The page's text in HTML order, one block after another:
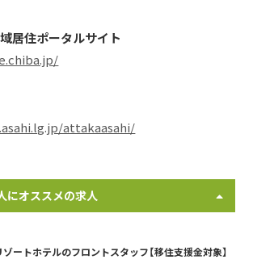
居住ポータルサイト
attakaasahi/
にオススメの求人
ゾートホテルのフロントスタッフ【移住支援金対象】